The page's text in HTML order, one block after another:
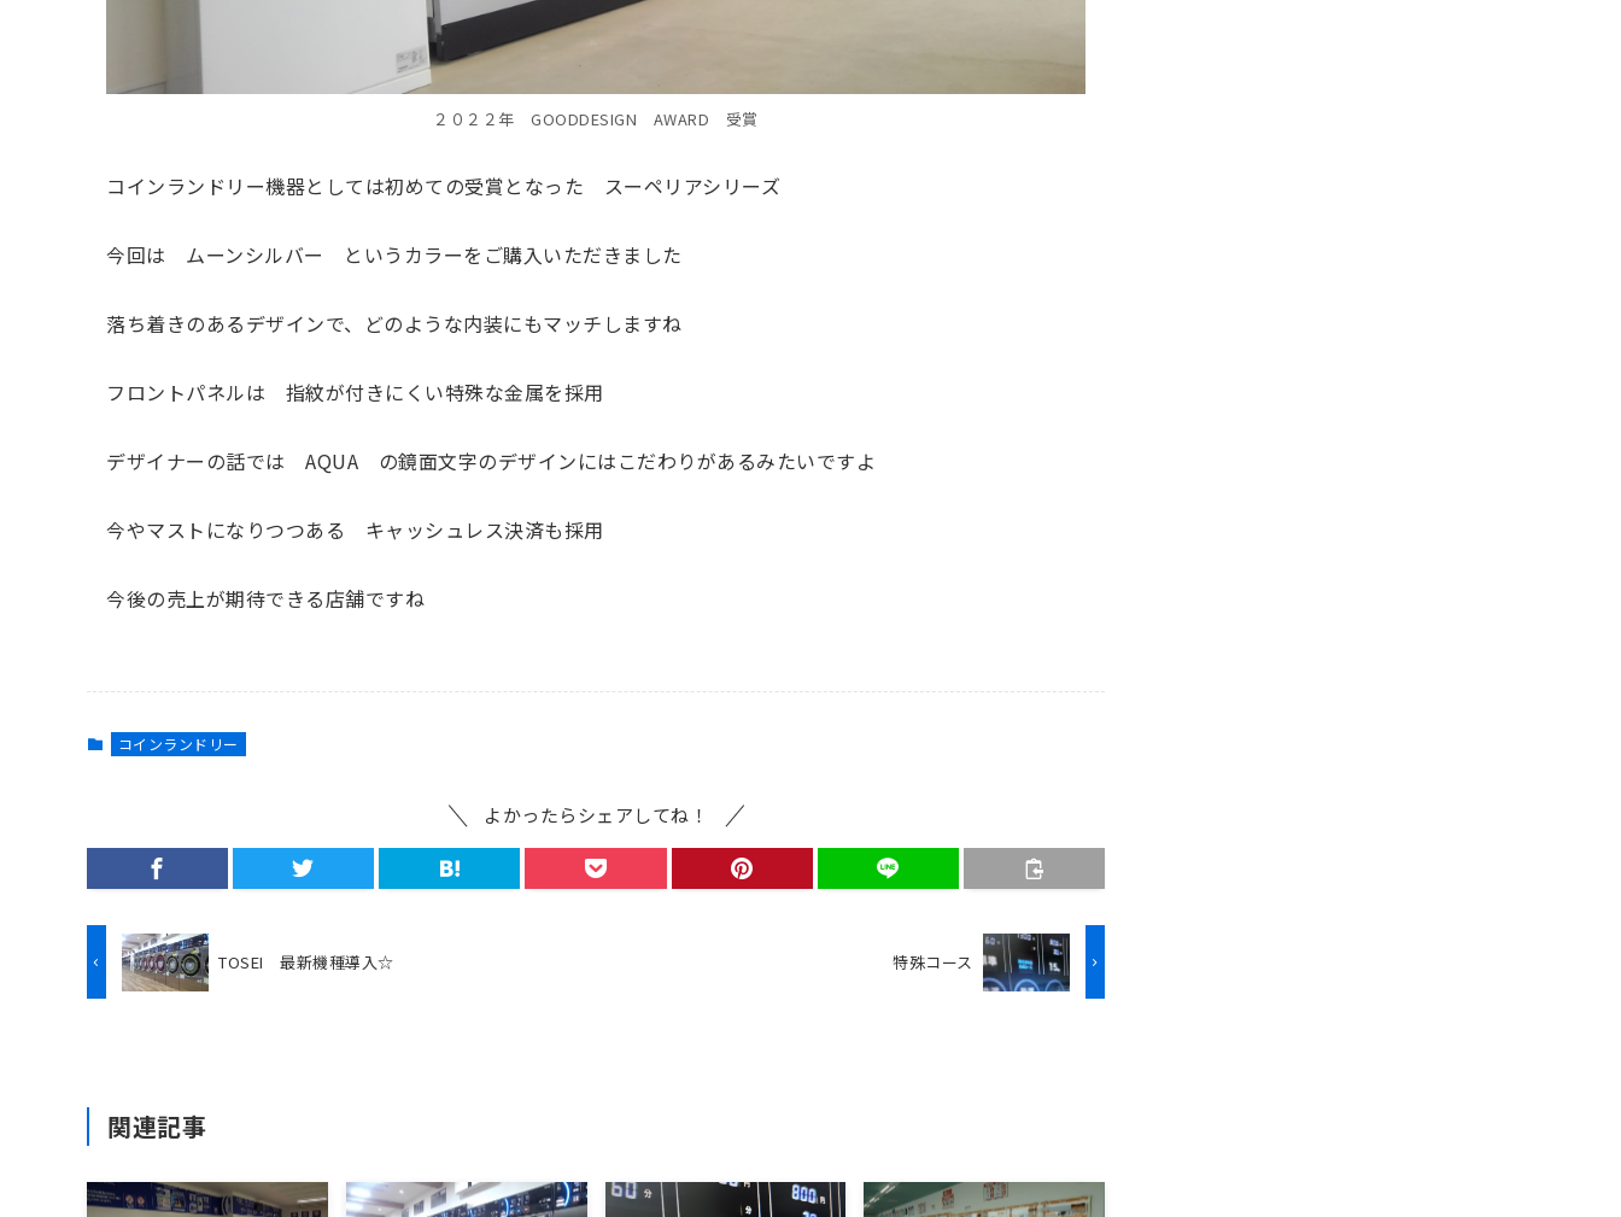
２０２２年 GOODDESIGN AWARD 受賞
コインランドリー機器としては初めての受賞となった スーペリアシリーズ
今回は ムーンシルバー というカラーをご購入いただきました
落ち着きのあるデザインで、どのような内装にもマッチしますね
フロントパネルは 指紋が付きにくい特殊な金属を採用
デザイナーの話では AQUA の鏡面文字のデザインにはこだわりがあるみたいですよ
今やマストになりつつある キャッシュレス決済も採用
今後の売上が期待できる店舗ですね
コインランドリー
よかったらシェアしてね！
TOSEI 最新機種導入☆ 特殊コース
関連記事